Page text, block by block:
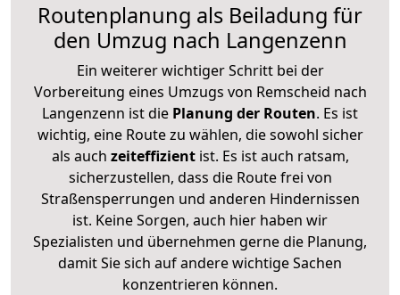
Routenplanung als Beiladung für
den Umzug nach Langenzenn
Ein weiterer wichtiger Schritt bei der
Vorbereitung eines Umzugs von Remscheid nach
Langenzenn ist die Planung der Routen. Es ist
wichtig, eine Route zu wählen, die sowohl sicher
als auch zeiteffizientist. Es ist auch ratsam,
sicherzustellen, dass die Route frei von
Straßensperrungen und anderen Hindernissen
ist. Keine Sorgen, auch hier haben wir
Spezialisten und übernehmen gerne die Planung,
damit Sie sich auf andere wichtige Sachen
konzentrieren können.